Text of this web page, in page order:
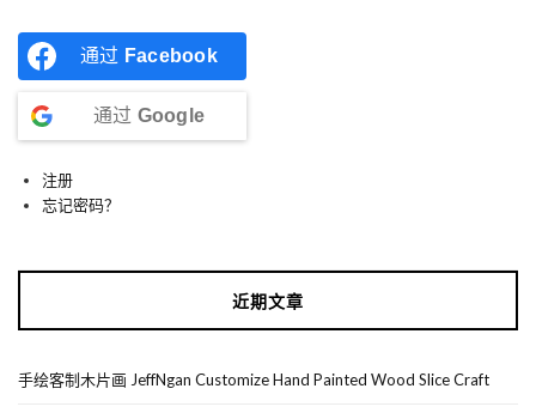
通过 Facebook
通过 Google
注册
忘记密码？
近期文章
手绘客制木片画 JeffNgan Customize Hand Painted Wood Slice Craft